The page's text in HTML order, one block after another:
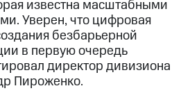
известна масштабными
Уверен, что цифровая
безбарьерной
в первую очередь
директор дивизиона
Пироженко.